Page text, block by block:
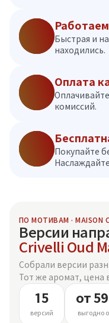
Быстрая и
находились.
Оплата
комиссий.
Покупайте
ПО МОТИВАМ · MAISON
Версии
Crivelli Oud
Собрали версии
Тот же аромат, цена
15
версий
от
выгодно